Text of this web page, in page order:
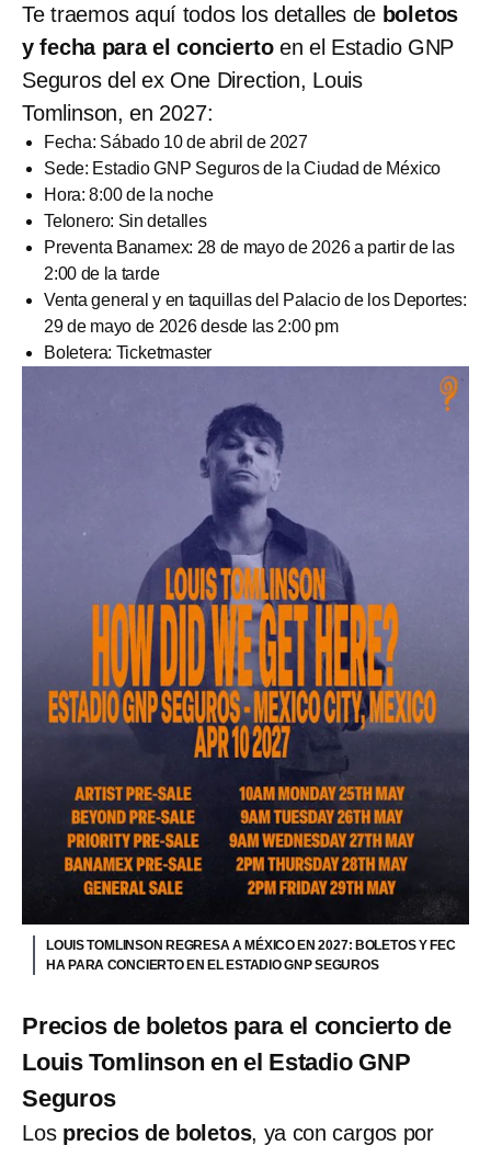
Te traemos aquí todos los detalles de boletos
y fecha para el conciertoen el Estadio GNP
Seguros del ex One Direction, Louis
Tomlinson, en 2027:
Fecha: Sábado 10 de abril de 2027
Sede: Estadio GNP Seguros de la Ciudad de México
Hora: 8:00 de la noche
Telonero: Sin detalles
Preventa Banamex: 28 de mayo de 2026 a partir de las
2:00 de la tarde
Venta general y en taquillas del Palacio de los Deportes:
29 de mayo de 2026 desde las 2:00 pm
Boletera: Ticketmaster
LOUIS TOMLINSON REGRESA A MÉXICO EN 2027: BOLETOS Y FEC
HA PARA CONCIERTO EN EL ESTADIO GNP SEGUROS
Precios de boletos para el concierto de
Louis Tomlinson en el Estadio GNP
Seguros
Los precios de boletos, ya con cargos por